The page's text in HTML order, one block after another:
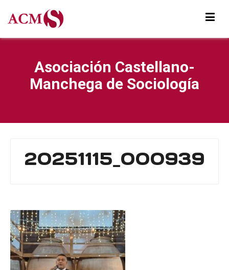
Asociación Castellano-
Manchega de Sociología
20251115_000939